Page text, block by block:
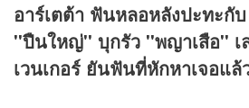
อาร์เตต้า ฟันหลอหลังปะทะกั
''ปืนใหญ่'' บุกรัว ''พญาเสือ'' เ
เวนเกอร์ ยันฟันที่หักหาเจอแล้